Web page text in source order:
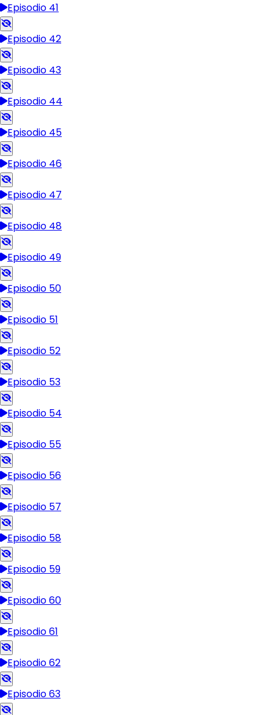
Episodio 41
Episodio 42
Episodio 43
Episodio 44
Episodio 45
Episodio 46
Episodio 47
Episodio 48
Episodio 49
Episodio 50
Episodio 51
Episodio 52
Episodio 53
Episodio 54
Episodio 55
Episodio 56
Episodio 57
Episodio 58
Episodio 59
Episodio 60
Episodio 61
Episodio 62
Episodio 63